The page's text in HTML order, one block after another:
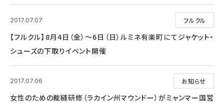
フルクル
2017.07.07
【フルクル】8月4日（金）～6日（日）ルミネ有楽町にてジャケット・
シューズの下取りイベント開催
お知らせ
2017.07.06
女性のための裁縫研修（ラカイン州マウンドー）がミャンマー国営